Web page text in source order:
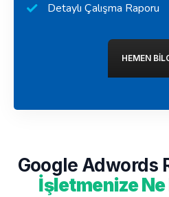
Detaylı Çalışma Raporu
HEMEN
Google Adwords
İşletmenize Ne